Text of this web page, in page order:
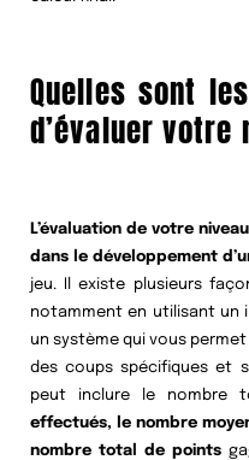
Quelles sont
d’évaluer votre
L’évaluation de votre
dans le développement
jeu. Il existe plusieurs
notamment en utilisant un
un système qui vous
des coups spécifiques et
peut inclure le nombre
effectués, le nombre
nombre total de points